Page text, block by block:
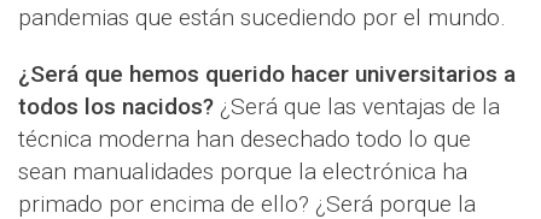
pandemias que están sucediendo por el mundo.
¿Será que hemos querido hacer universitarios a
todos los nacidos? ¿Será que las ventajas de la
técnica moderna han desechado todo lo que
sean manualidades porque la electrónica ha
primado por encima de ello? ¿Será porque la